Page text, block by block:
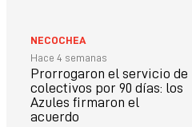
NECOCHEA
Hace 4 semanas
Prorrogaron el servicio de
colectivos por 90 días: los
Azules firmaron el
acuerdo